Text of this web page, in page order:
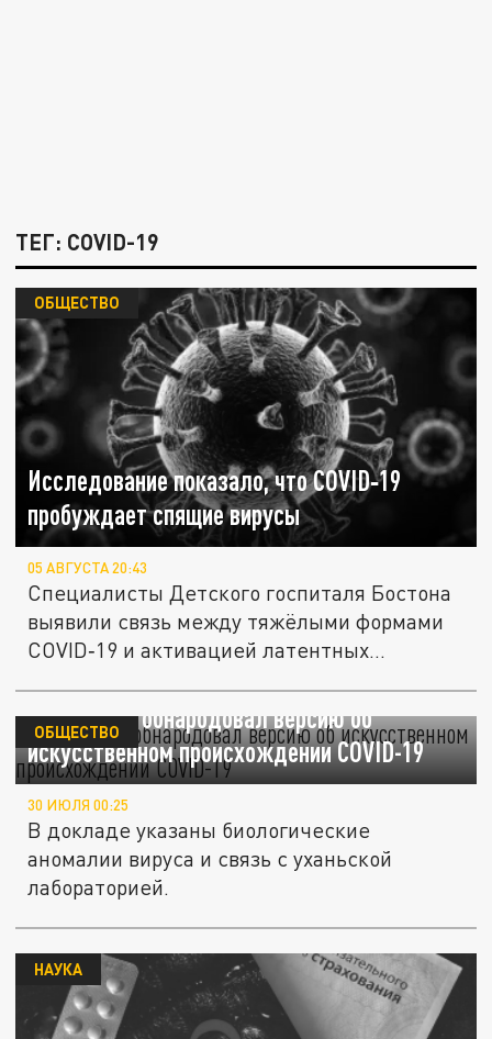
ТЕГ: COVID-19
Исследование показало, что COVID‑19
пробуждает спящие вирусы
ОБЩЕСТВО
05 АВГУСТА 20:43
Специалисты Детского госпиталя Бостона
выявили связь между тяжёлыми формами
COVID‑19 и активацией латентных...
Белый дом обнародовал версию об
искусственном происхождении COVID-19
ОБЩЕСТВО
30 ИЮЛЯ 00:25
В докладе указаны биологические
аномалии вируса и связь с уханьской
лабораторией.
НАУКА